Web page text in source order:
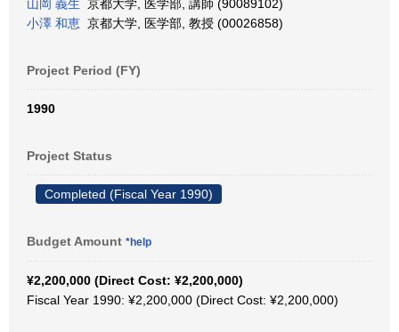
山岡 義生 京都大学, 医学部, 講師 (90089102)
小澤 和恵 京都大学, 医学部, 教授 (00026858)
Project Period (FY)
1990
Project Status
Completed (Fiscal Year 1990)
Budget Amount *help
¥2,200,000 (Direct Cost: ¥2,200,000)
Fiscal Year 1990: ¥2,200,000 (Direct Cost: ¥2,200,000)